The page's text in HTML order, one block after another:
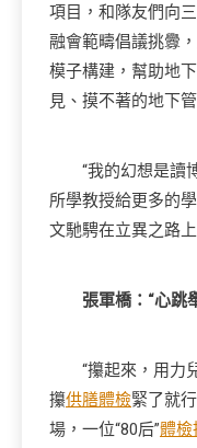
項目，和隊友們向
融會範疇倡議挑釁
模子構建，幫助地
見、摸不著的地下
“我的幻想是讀博
所學教授給更多的
文馳騁在立異之路上
張軍橋：“心跳
“攥起來，用力
攥供膳體檢緊了就
場，一位“80后”體檢